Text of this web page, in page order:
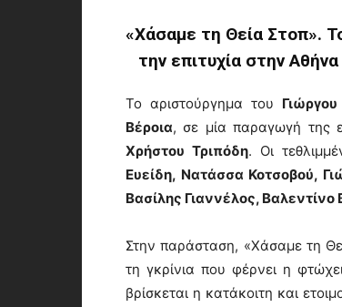
«Χάσαμε τη Θεία Στοπ».
την επιτυχία στην
Το αριστούργημα του
Βέροια, σε μία παραγωγή της
Χρήστου Τριπόδη. Οι
Ευείδη, Νατάσσα Κοτσοβού,
Βασίλης Γιαννέλος,
Στην παράσταση, «Χάσαμε τη
τη γκρίνια που φέρνει η
βρίσκεται η κατάκοιτη και